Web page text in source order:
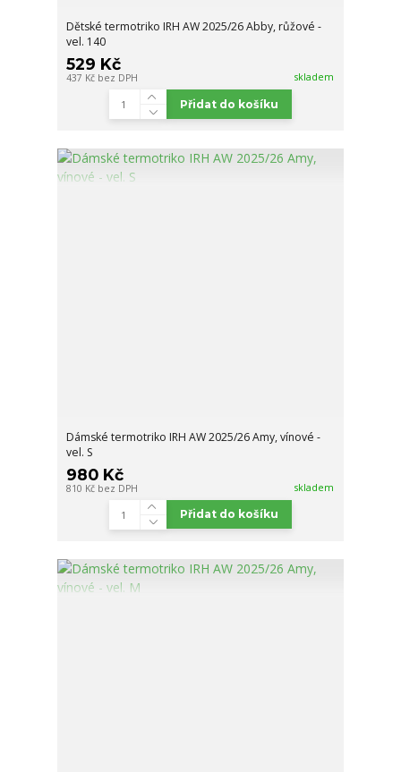
Dětské termotriko IRH AW 2025/26 Abby, růžové -
vel. 140
529 Kč
437 Kč bez DPH skladem
Přidat do košíku
Dámské termotriko IRH AW 2025/26 Amy, vínové -
vel. S
980 Kč
810 Kč bez DPH skladem
Přidat do košíku